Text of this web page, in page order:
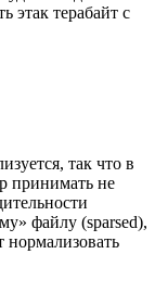
этак терабайт с
так что в
принимать не
файлу (sparsed),
нормализовать